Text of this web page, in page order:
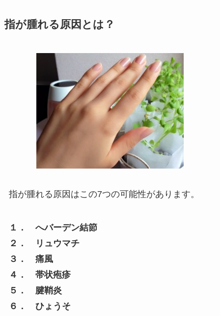
指が腫れる原因とは？
指が腫れる原因はこの7つの可能性があります。
１． へバーデン結節
２． リュウマチ
３． 痛風
４． 帯状疱疹
５． 腱鞘炎
６． ひょうそ